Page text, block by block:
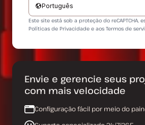
Português
Este site está sob a proteção do reCAPTCHA,
Políticas de Privacidade e aos Termos de
Envie e gerencie seus
com mais velocidade
Configuração fácil por meio do